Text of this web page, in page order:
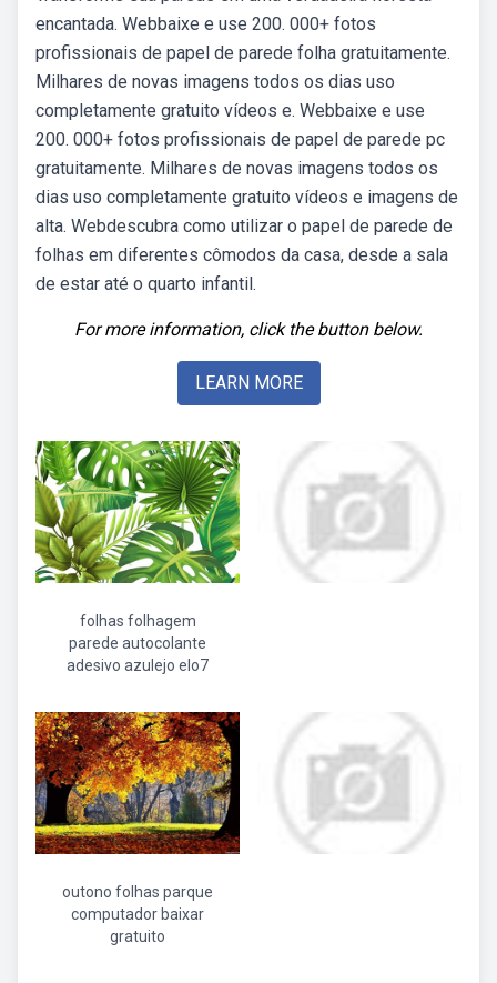
encantada. Webbaixe e use 200. 000+ fotos
profissionais de papel de parede folha gratuitamente.
Milhares de novas imagens todos os dias uso
completamente gratuito vídeos e. Webbaixe e use
200. 000+ fotos profissionais de papel de parede pc
gratuitamente. Milhares de novas imagens todos os
dias uso completamente gratuito vídeos e imagens de
alta. Webdescubra como utilizar o papel de parede de
folhas em diferentes cômodos da casa, desde a sala
de estar até o quarto infantil.
For more information, click the button below.
LEARN MORE
folhas folhagem
parede autocolante
adesivo azulejo elo7
outono folhas parque
computador baixar
gratuito